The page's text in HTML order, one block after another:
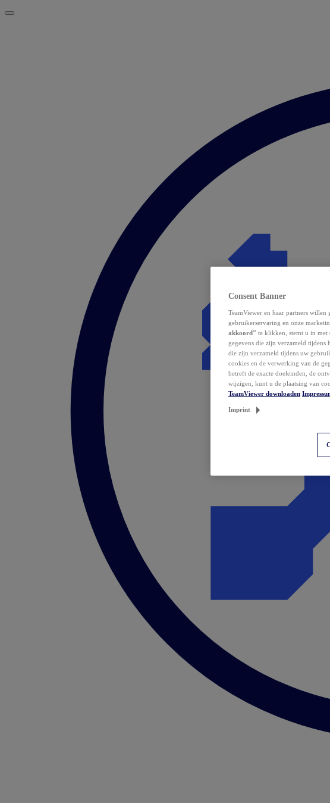
Consent Banner
TeamViewer en haar partners
gebruikerservaring en onze
akkoord" te klikken, stemt u in
gegevens die zijn verzameld tijdens
die zijn verzameld tijdens uw
cookies en de verwerking van de
betreft de exacte doeleinden, de
wijzigen, kunt u de plaatsing van
TeamViewer downloaden
Imprint